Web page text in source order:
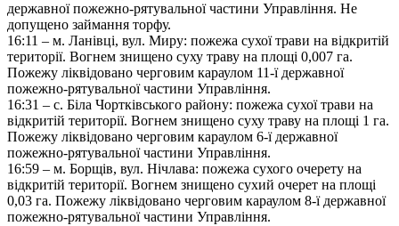
державної пожежно-рятувальної частини Управління. Не
допущено займання торфу.
16:11 – м. Ланівці, вул. Миру: пожежа сухої трави на відкритій
території. Вогнем знищено суху траву на площі 0,007 га.
Пожежу ліквідовано черговим караулом 11-ї державної
пожежно-рятувальної частини Управління.
16:31 – с. Біла Чортківського району: пожежа сухої трави на
відкритій території. Вогнем знищено суху траву на площі 1 га.
Пожежу ліквідовано черговим караулом 6-ї державної
пожежно-рятувальної частини Управління.
16:59 – м. Борщів, вул. Нічлава: пожежа сухого очерету на
відкритій території. Вогнем знищено сухий очерет на площі
0,03 га. Пожежу ліквідовано черговим караулом 8-ї державної
пожежно-рятувальної частини Управління.